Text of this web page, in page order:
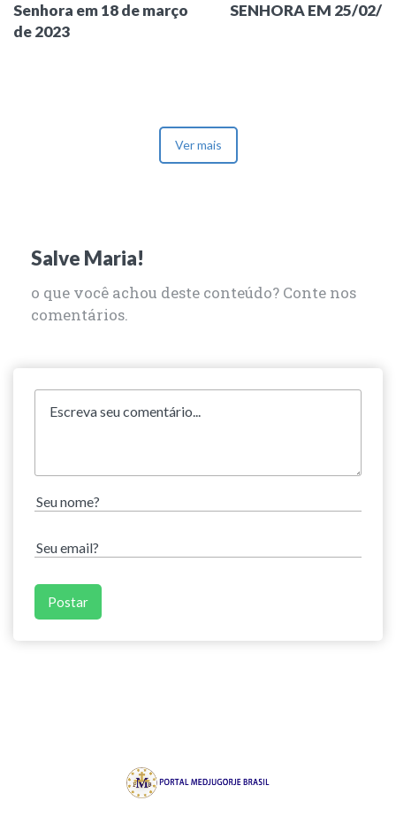
Senhora em 18 de março
de 2023
SENHORA EM 25/02/
Ver mais
Salve Maria!
o que você achou deste conteúdo? Conte nos
comentários.